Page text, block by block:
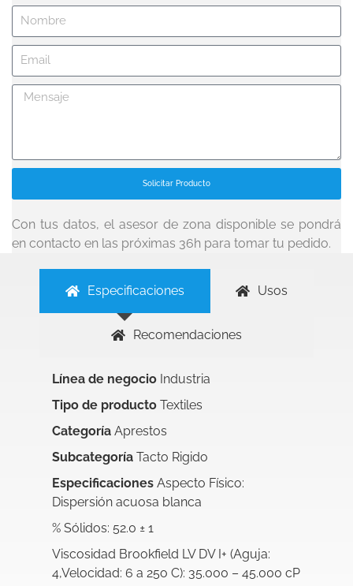
Solicitar Producto
Con tus datos, el asesor de zona disponible se pondrá
en contacto en las próximas 36h para tomar tu pedido.
Especificaciones Usos
Recomendaciones
Línea de negocio Industria
Tipo de producto Textiles
Categoría Aprestos
Subcategoría Tacto Rigido
Especificaciones Aspecto Físico:
Dispersión acuosa blanca
% Sólidos: 52.0 ± 1
Viscosidad Brookfield LV DV I+ (Aguja:
4,Velocidad: 6 a 25o C): 35.000 – 45.000 cP